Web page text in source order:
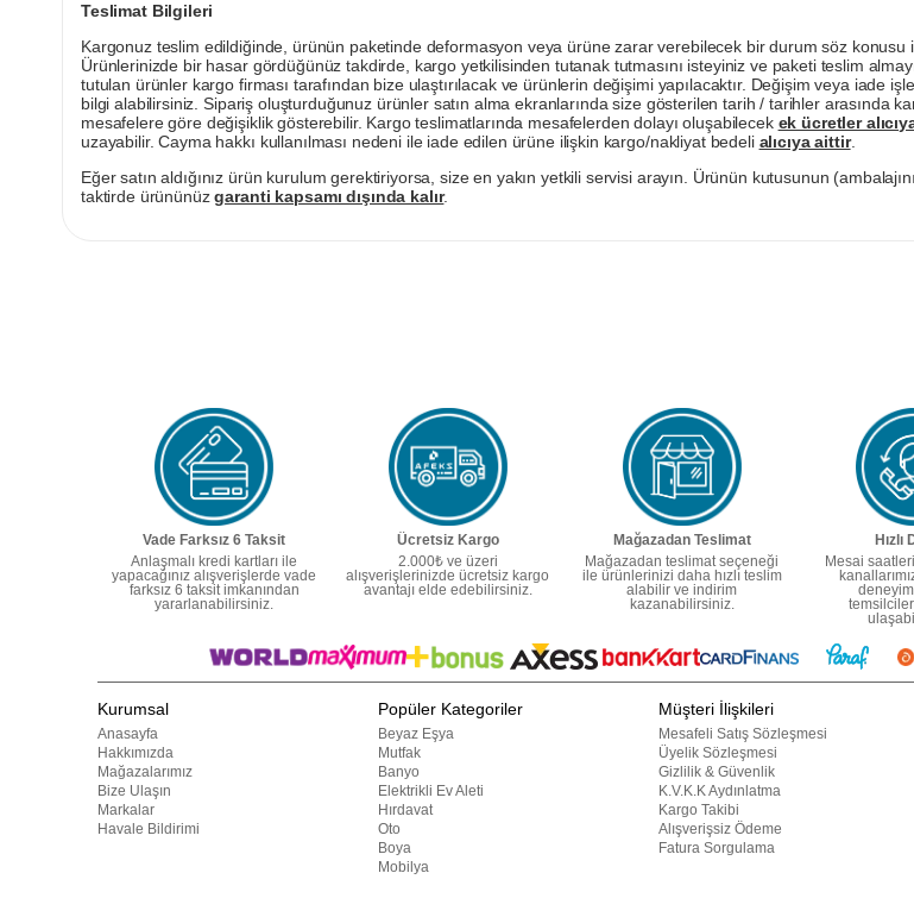
Teslimat Bilgileri
Kargonuz teslim edildiğinde, ürünün paketinde deformasyon veya ürüne zarar verebilecek bir durum söz
Ürünlerinizde bir hasar gördüğünüz takdirde, kargo yetkilisinden tutanak tutmasını isteyiniz ve paketi teslim
tutulan ürünler kargo firması tarafından bize ulaştırılacak ve ürünlerin değişimi yapılacaktır. Değişim veya iade
bilgi alabilirsiniz. Sipariş oluşturduğunuz ürünler satın alma ekranlarında size gösterilen tarih / tarihler arasında
mesafelere göre değişiklik gösterebilir. Kargo teslimatlarında mesafelerden dolayı oluşabilecek ek ücretler
uzayabilir. Cayma hakkı kullanılması nedeni ile iade edilen ürüne ilişkin kargo/nakliyat bedeli alıcıya aittir.
Eğer satın aldığınız ürün kurulum gerektiriyorsa, size en yakın yetkili servisi arayın. Ürünün kutusunun
taktirde ürününüzgaranti kapsamı dışında kalır.
Vade Farksız 6 Taksit
Anlaşmalı kredi kartları ile
yapacağınız alışverişlerde vade
farksız 6 taksit imkanından
yararlanabilirsiniz.
Ücretsiz Kargo
2.000₺ ve üzeri
alışverişlerinizde ücretsiz kargo
avantajı elde edebilirsiniz.
Mağazadan Teslimat
Mağazadan teslimat seçeneği
ile ürünlerinizi daha hızlı teslim
alabilir ve indirim
kazanabilirsiniz.
Hızlı
Mesai
Kurumsal
Anasayfa
Hakkımızda
Mağazalarımız
Bize Ulaşın
Markalar
Havale Bildirimi
Popüler Kategoriler
Beyaz Eşya
Mutfak
Banyo
Elektrikli Ev Aleti
Hırdavat
Oto
Boya
Mobilya
Müşteri İlişkileri
Mesafeli Satış Sözleşmesi
Üyelik Sözleşmesi
Gizlilik & Güvenlik
K.V.K.K Aydınlatma
Kargo Takibi
Alışverişsiz Ödeme
Fatura Sorgulama